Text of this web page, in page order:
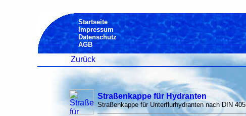
Startseite
Impressum
Datenschutz
AGB
Zurück
Straßenkappe für Hydranten
Straßenkappe für Unterflurhydranten nach DIN